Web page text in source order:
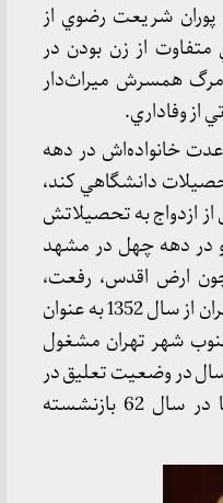
شريعت رضوي از
از زن بودن در
مرگ همسرش ميراث‌دار
از وفاداري.
خانواده‌اش در دهه
دانشگاهي كند،
ازدواج به تحصيلاتش
در دهه چهل در مشهد
ارض اقدس، رفعت،
انوشيروان دادگر) با انتقال به تهران از سال 1352 به عنوان
شهر تهران مشغول
با انقلاب ايران به مدت 4 سال در وضعيت تعليق در
مي‌آيد (از سال 1358) و نهايتا در سال 62 بازنشسته